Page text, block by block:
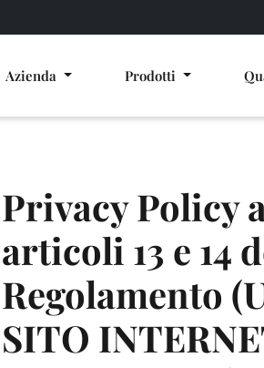
Azienda Prodotti
Privacy Policy
articoli 13 e 14
Regolamento
SITO